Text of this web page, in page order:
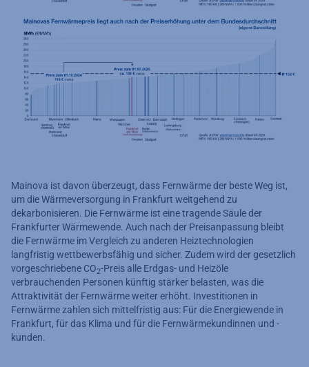
Mainova ist davon überzeugt, dass Fernwärme der beste Weg ist,
um die Wärmeversorgung in Frankfurt weitgehend zu
dekarbonisieren. Die Fernwärme ist eine tragende Säule der
Frankfurter Wärmewende. Auch nach der Preisanpassung bleibt
die Fernwärme im Vergleich zu anderen Heiztechnologien
langfristig wettbewerbsfähig und sicher. Zudem wird der gesetzlich
vorgeschriebene CO2-Preis alle Erdgas- und Heizöle
verbrauchenden Personen künftig stärker belasten, was die
Attraktivität der Fernwärme weiter erhöht. Investitionen in
Fernwärme zahlen sich mittelfristig aus: Für die Energiewende in
Frankfurt, für das Klima und für die Fernwärmekundinnen und -
kunden.